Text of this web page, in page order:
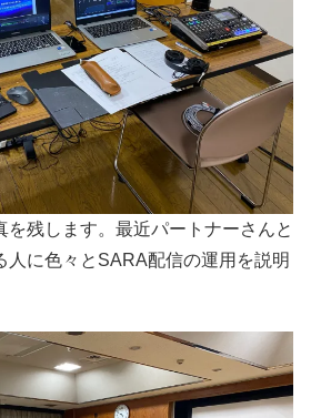
を残します。最近パートナーさんと
人に色々とSARA配信の運用を説明